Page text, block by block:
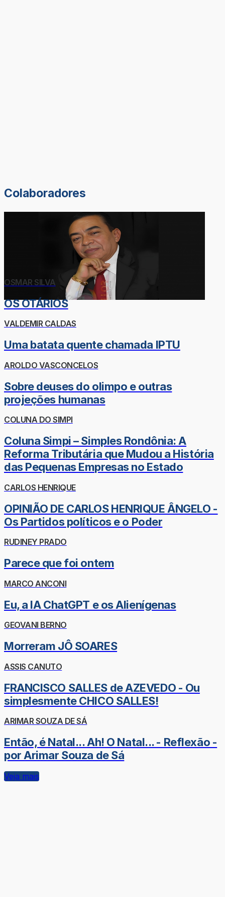
Colaboradores
OSMAR SILVA
OS OTÁRIOS
VALDEMIR CALDAS
Uma batata quente chamada IPTU
AROLDO VASCONCELOS
Sobre deuses do olimpo e outras
projeções humanas
COLUNA DO SIMPI
Coluna Simpi – Simples Rondônia: A
Reforma Tributária que Mudou a História
das Pequenas Empresas no Estado
CARLOS HENRIQUE
OPINIÃO DE CARLOS HENRIQUE ÂNGELO -
Os Partidos políticos e o Poder
RUDINEY PRADO
Parece que foi ontem
MARCO ANCONI
Eu, a IA ChatGPT e os Alienígenas
GEOVANI BERNO
Morreram JÔ SOARES
ASSIS CANUTO
FRANCISCO SALLES de AZEVEDO - Ou
simplesmente CHICO SALLES!
ARIMAR SOUZA DE SÁ
Então, é Natal... Ah! O Natal... - Reflexão -
por Arimar Souza de Sá
Veja mais